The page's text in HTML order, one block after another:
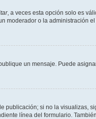
, a veces esta opción solo es
moderador o la administración
un mensaje. Puede
si no la visualizas,
línea del formulario.